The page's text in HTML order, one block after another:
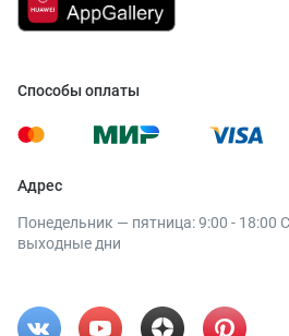
Способы оплаты
Адрес
Понедельник — пятница: 9:00 - 18:00
выходные дни